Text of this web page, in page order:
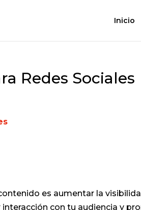
Inicio
Redes Sociales
es aumentar la
con tu audiencia y